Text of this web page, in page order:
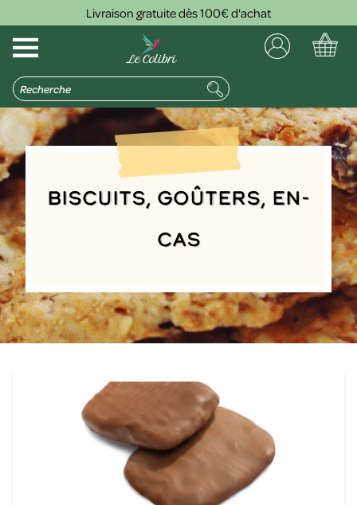
Livraison gratuite dès 100€ d'achat
Biscuits, goûters, en-
cas